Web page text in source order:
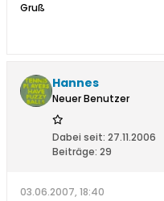
Gruß
Hannes
Neuer Benutzer
Dabei seit: 27.11.2006
Beiträge: 29
03.06.2007, 18:40